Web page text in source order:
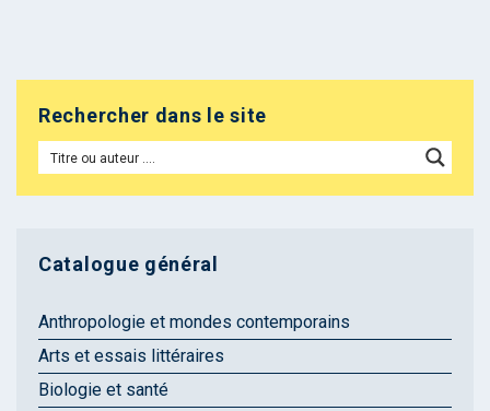
Rechercher dans le site
Catalogue général
Anthropologie et mondes contemporains
Arts et essais littéraires
Biologie et santé